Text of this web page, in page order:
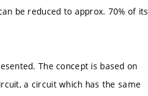
be reduced to approx. 70% of its
The concept is based on
a circuit which has the same